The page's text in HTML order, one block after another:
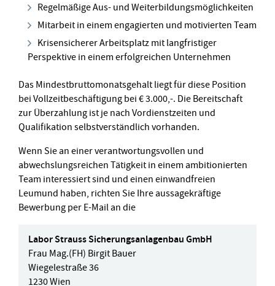
Regelmäßige Aus- und Weiterbildungsmöglichkeiten
Mitarbeit in einem engagierten und motivierten Team
Krisensicherer Arbeitsplatz mit langfristiger
Perspektive in einem erfolgreichen Unternehmen
Das Mindestbruttomonatsgehalt liegt für diese Position
bei Vollzeitbeschäftigung bei € 3.000,-. Die Bereitschaft
zur Überzahlung ist je nach Vordienstzeiten und
Qualifikation selbstverständlich vorhanden.
Wenn Sie an einer verantwortungsvollen und
abwechslungsreichen Tätigkeit in einem ambitionierten
Team interessiert sind und einen einwandfreien
Leumund haben, richten Sie Ihre aussagekräftige
Bewerbung per E-Mail an die
Labor Strauss Sicherungsanlagenbau GmbH
Frau Mag.(FH) Birgit Bauer
Wiegelestraße 36
1230 Wien